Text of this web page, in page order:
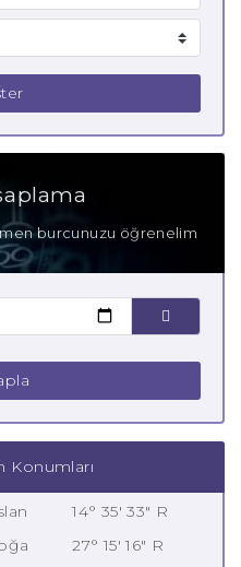
burcunuzu öğrenelim
Konumları
14° 35' 33" R
27° 15' 16" R